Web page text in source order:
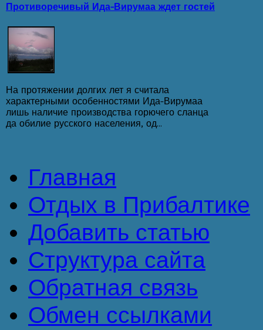
Противоречивый Ида-Вирумаа ждет гостей
На протяжении долгих лет я считала
характерными особенностями Ида-Вирумаа
лишь наличие производства горючего сланца
да обилие русского населения, од...
Главная
Отдых в Прибалтике
Добавить статью
Структура сайта
Обратная связь
Обмен ссылками